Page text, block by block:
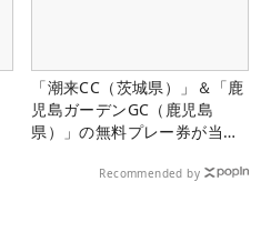
「潮来CC（茨城県）」＆「鹿
児島ガーデンGC（鹿児島
県）」の無料プレー券が当た
Recommended by